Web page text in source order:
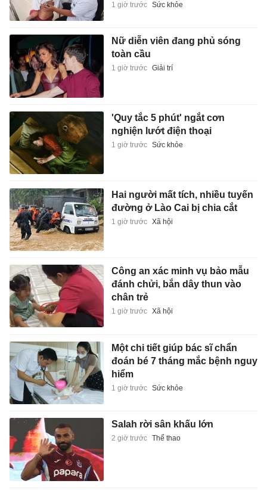
1 giờ trước Sức khỏe
Nữ diễn viên đang phủ sóng
toàn cầu
1 giờ trước Giải trí
'Quy tắc 5 phút' ngắt cơn
nghiện lướt điện thoại
1 giờ trước Sức khỏe
Hai người mất tích, nhiều tuyến
đường ở Lào Cai bị chia cắt
1 giờ trước Xã hội
Công an xác minh vụ bảo mẫu
đánh chửi, bắn dây thun vào
chân trẻ
1 giờ trước Xã hội
Một chi tiết giúp bác sĩ chẩn
đoán bé 7 tháng mắc bệnh nguy
hiểm
1 giờ trước Sức khỏe
Salah rời sân khấu lớn
2 giờ trước Thể thao